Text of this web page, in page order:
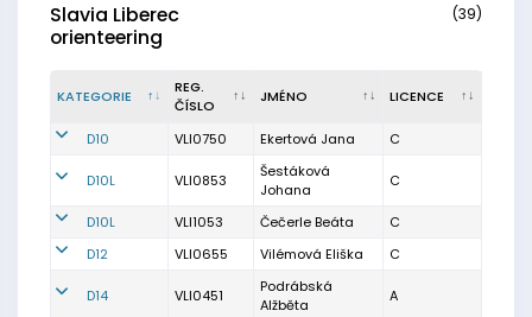
Slavia Liberec
orienteering
(39)
KATEGORIE
REG.
ČÍSLO
JMÉNO LICENCE
D10 VLI0750 Ekertová Jana C
D10L VLI0853
Šestáková
Johana
C
D10L VLI1053 Čečerle Beáta
C
D12
VLI0655 Vilémová Eliška C
D14 VLI0451
Podrábská
Alžběta
A